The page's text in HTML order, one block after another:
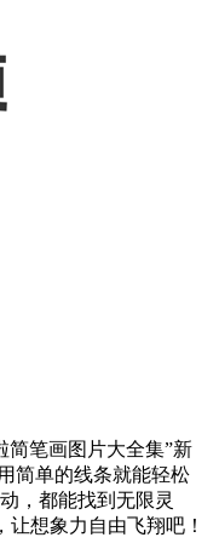
简笔画图片大全集”新
简单的线条就能轻松
，都能找到无限灵
想象力自由飞翔吧！